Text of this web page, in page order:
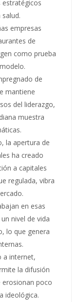
estratégicos
empresas
de
como prueba
de
mantiene
del liderazgo,
muestra
la apertura de
ha creado
a capitales
regulada, vibra
en esas
nivel de vida
lo que genera
a internet,
la difusión
erosionan poco
ideológica.